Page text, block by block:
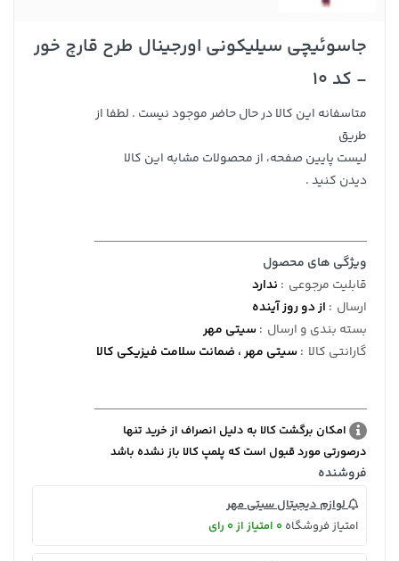
جاسوئیچی سیلیکونی اورجینال طرح قارچ خور
- کد 10
متاسفانه این کالا در حال حاضر موجود نیست . لطفا از
طریق
لیست پایین صفحه، از محصولات مشابه این کالا
دیدن کنید .
ویژگی های محصول
قابلیت مرجوعی : ندارد
ارسال : از دو روز آینده
بسته بندی و ارسال :سیتی مهر
گارانتی کالا :سیتی مهر ، ضمانت سلامت فیزیکی کالا
امکان برگشت کالا به دلیل انصراف از خرید تنها
درصورتی مورد قبول است که پلمپ کالا باز نشده باشد
فروشنده
لوازم دیجیتال سیتی مهر
امتیاز فروشگاه 0 امتیاز از 0 رای